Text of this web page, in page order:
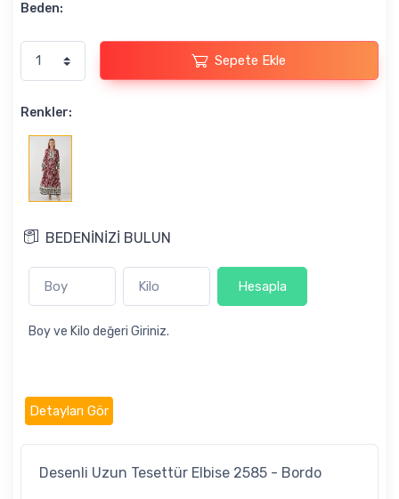
Beden:
Sepete Ekle
Renkler:
BEDENİNİZİ BULUN
Hesapla
Boy ve Kilo değeri Giriniz.
Detayları Gör
Desenli Uzun Tesettür Elbise 2585 - Bordo